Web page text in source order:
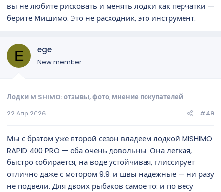
вы не любите рисковать и менять лодки как перчатки —
берите Мишимо. Это не расходник, это инструмент.
E ege
New member
Лодки MISHIMO: отзывы, фото, мнение покупателей
22 Апр 2026
#49
Мы с братом уже второй сезон владеем лодкой MISHIMO
RAPID 400 PRO — оба очень довольны. Она легкая,
быстро собирается, на воде устойчивая, глиссирует
отлично даже с мотором 9.9, и швы надежные — ни разу
не подвели. Для двоих рыбаков самое то: и по весу